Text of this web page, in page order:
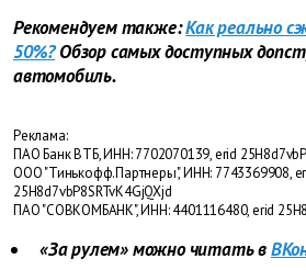
Рекомендуем также:Как реально
50%?Обзор самых доступных
автомобиль.
Реклама:
ПАО Банк ВТБ, ИНН: 7702070139, erid
ООО "Тинькофф.Партнеры", ИНН: 7743369908,
25H8d7vbP8SRTvK4GjQXjd
ПАО "СОВКОМБАНК", ИНН: 4401116480, erid
«За рулем» можно читать в